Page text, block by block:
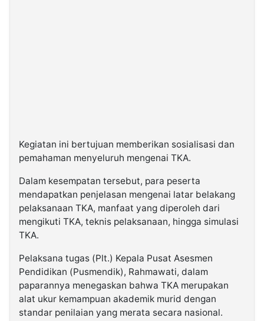
Kegiatan ini bertujuan memberikan sosialisasi dan
pemahaman menyeluruh mengenai TKA.
Dalam kesempatan tersebut, para peserta
mendapatkan penjelasan mengenai latar belakang
pelaksanaan TKA, manfaat yang diperoleh dari
mengikuti TKA, teknis pelaksanaan, hingga simulasi
TKA.
Pelaksana tugas (Plt.) Kepala Pusat Asesmen
Pendidikan (Pusmendik), Rahmawati, dalam
paparannya menegaskan bahwa TKA merupakan
alat ukur kemampuan akademik murid dengan
standar penilaian yang merata secara nasional.